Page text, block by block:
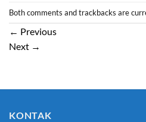
Both comments and trackbacks are
← Previous
Next →
KONTAK